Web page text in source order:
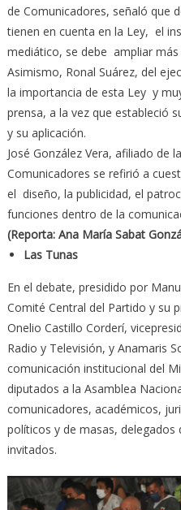
de Comunicadores, señaló que
tienen en cuenta en la Ley, el
mediático, se debe ampliar
Asimismo, Ronal Suárez, del
la importancia de esta Ley y
prensa, a la vez que estableció
y su aplicación.
José González Vera, afiliado de
Comunicadores se refirió a
el diseño, la publicidad, el
funciones dentro de la
(Reporta: Ana María Sabat
Las Tunas
En el debate, presidido por
Comité Central del Partido y su
Onelio Castillo Corderí,
Radio y Televisión, y Anamaris
comunicación institucional del
diputados a la Asamblea
comunicadores, académicos,
políticos y de masas,
invitados.